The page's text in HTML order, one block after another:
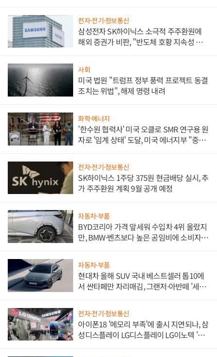
전자·전기·정보통신
삼성전자 SK하이닉스 소극적 주주환원에
해외 증권가 비판, "반도체 호황 지속성 의
사회
미국 법원 "트럼프 정부 풍력 프로젝트 동결
조치는 위법", 해제 명령 내려
화학·에너지
'한수원 협력사' 미국 오클로 SMR 연구용 원
자로 '임계 상태' 도달, 미국 에너지부 "중요
전자·전기·정보통신
SK하이닉스 1주당 375원 현금배당 실시, 추
가 주주환원 계획 9월 공개 예정
자동차·부품
BYD코리아 가격 앞세워 수입차 4위 올랐지
만, BMW·벤츠보다 높은 공임비에 소비자
자동차·부품
현대차 올해 SUV 국내 베스트셀러 톱10에
서 싼타페만 자리매김, 그랜저·아반떼 '세단
전자·전기·정보통신
아이폰18 '메모리 부족'에 출시 지연되나, 삼
성디스플레이 LG디스플레이 LG이노텍 '탈